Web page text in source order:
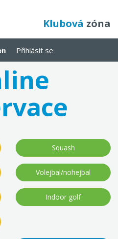
Klubová zóna
Přihlásit se
Squash
Volejbal/nohejbal
Indoor golf